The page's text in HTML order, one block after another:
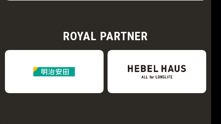
ROYAL PARTNER